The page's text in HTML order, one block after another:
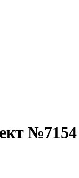
№7154